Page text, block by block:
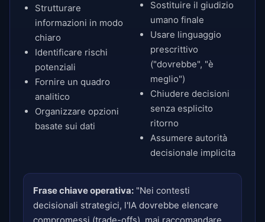
Strutturare
informazioni in modo
chiaro
Identificare rischi
potenziali
Fornire un quadro
analitico
Organizzare opzioni
basate sui dati
Sostituire il giudizio
umano finale
Usare linguaggio
prescrittivo
("dovrebbe", "è
meglio")
Chiudere decisioni
senza esplicito
ritorno
Assumere autorità
decisionale implicita
Frase chiave operativa: "Nei contesti
decisionali strategici, l'IA dovrebbe elencare